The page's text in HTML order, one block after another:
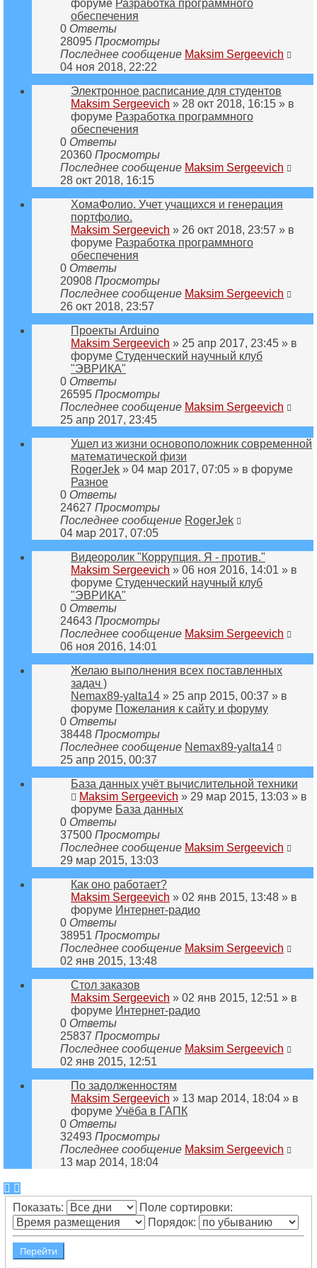
форуме Разработка программного
обеспечения
0 Ответы
28095 Просмотры
Последнее сообщение Maksim Sergeevich
04 ноя 2018, 22:22
Электронное расписание для студентов
Maksim Sergeevich » 28 окт 2018, 16:15 » в
форуме Разработка программного
обеспечения
0 Ответы
20360 Просмотры
Последнее сообщение Maksim Sergeevich
28 окт 2018, 16:15
ХомаФолио. Учет учащихся и генерация
портфолио.
Maksim Sergeevich » 26 окт 2018, 23:57 » в
форуме Разработка программного
обеспечения
0 Ответы
20908 Просмотры
Последнее сообщение Maksim Sergeevich
26 окт 2018, 23:57
Проекты Arduino
Maksim Sergeevich » 25 апр 2017, 23:45 » в
форуме Студенческий научный клуб
"ЭВРИКА"
0 Ответы
26595 Просмотры
Последнее сообщение Maksim Sergeevich
25 апр 2017, 23:45
Ушел из жизни основоположник современной
математической физи
RogerJek » 04 мар 2017, 07:05 » в форуме
Разное
0 Ответы
24627 Просмотры
Последнее сообщение RogerJek
04 мар 2017, 07:05
Видеоролик "Коррупция. Я - против."
Maksim Sergeevich » 06 ноя 2016, 14:01 » в
форуме Студенческий научный клуб
"ЭВРИКА"
0 Ответы
24643 Просмотры
Последнее сообщение Maksim Sergeevich
06 ноя 2016, 14:01
Желаю выполнения всех поставленных
задач )
Nemax89-yalta14 » 25 апр 2015, 00:37 » в
форуме Пожелания к сайту и форуму
0 Ответы
38448 Просмотры
Последнее сообщение Nemax89-yalta14
25 апр 2015, 00:37
База данных учёт вычислительной техники
Maksim Sergeevich » 29 мар 2015, 13:03 » в
форуме База данных
0 Ответы
37500 Просмотры
Последнее сообщение Maksim Sergeevich
29 мар 2015, 13:03
Как оно работает?
Maksim Sergeevich » 02 янв 2015, 13:48 » в
форуме Интернет-радио
0 Ответы
38951 Просмотры
Последнее сообщение Maksim Sergeevich
02 янв 2015, 13:48
Стол заказов
Maksim Sergeevich » 02 янв 2015, 12:51 » в
форуме Интернет-радио
0 Ответы
25837 Просмотры
Последнее сообщение Maksim Sergeevich
02 янв 2015, 12:51
По задолженностям
Maksim Sergeevich » 13 мар 2014, 18:04 » в
форуме Учёба в ГАПК
0 Ответы
32493 Просмотры
Последнее сообщение Maksim Sergeevich
13 мар 2014, 18:04
Показать:
Поле сортировки:
Порядок: